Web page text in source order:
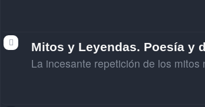
Mitos y Leyendas. Poesía y
La incesante repetición de los